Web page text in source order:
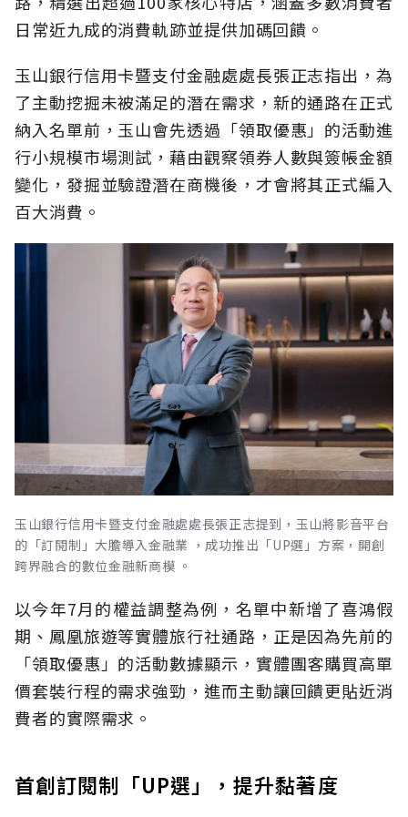
日常近九成的消費軌跡並提供加碼回饋。
玉山銀行信用卡暨支付金融處處長張正志指出，為
了主動挖掘未被滿足的潛在需求，新的通路在正式
納入名單前，玉山會先透過「領取優惠」的活動進
行小規模市場測試，藉由觀察領券人數與簽帳金額
變化，發掘並驗證潛在商機後，才會將其正式編入
百大消費。
玉山銀行信用卡暨支付金融處處長張正志提到，玉山將影音平台
的「訂閱制」大膽導入金融業 ，成功推出「UP選」方案，開創
跨界融合的數位金融新商模 。
以今年7月的權益調整為例，名單中新增了喜鴻假
期、鳳凰旅遊等實體旅行社通路，正是因為先前的
「領取優惠」的活動數據顯示，實體團客購買高單
價套裝行程的需求強勁，進而主動讓回饋更貼近消
費者的實際需求。
首創訂閱制「UP選」，提升黏著度